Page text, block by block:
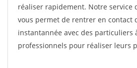
réaliser rapidement. Notre service
vous permet de rentrer en contact
instantannée avec des particuliers
professionnels pour réaliser leurs